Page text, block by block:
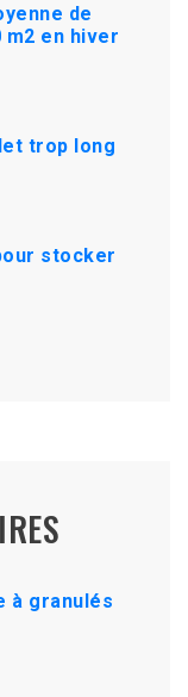
de
m2 en hiver
trop long
stocker
à granulés